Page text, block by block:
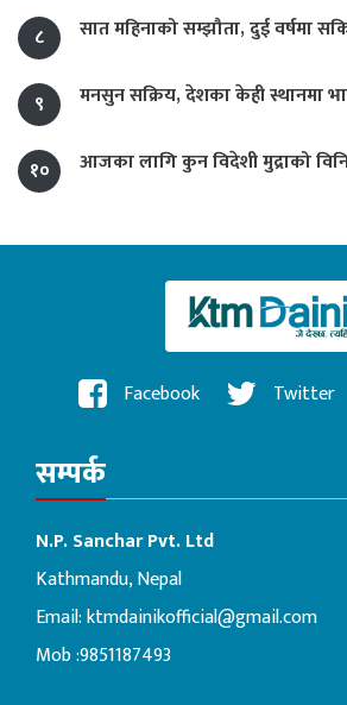
८
सात महिनाको सम्झौता, दुई वर्षमा
९ मनसुन सक्रिय, देशका केही स्थानमा
१० आजका लागि कुन विदेशी मुद्राको
Facebook Twitter
सम्पर्क
N.P. Sanchar Pvt. Ltd
Kathmandu, Nepal
Email:ktmdainikofficial@gmail.com
Mob :9851187493